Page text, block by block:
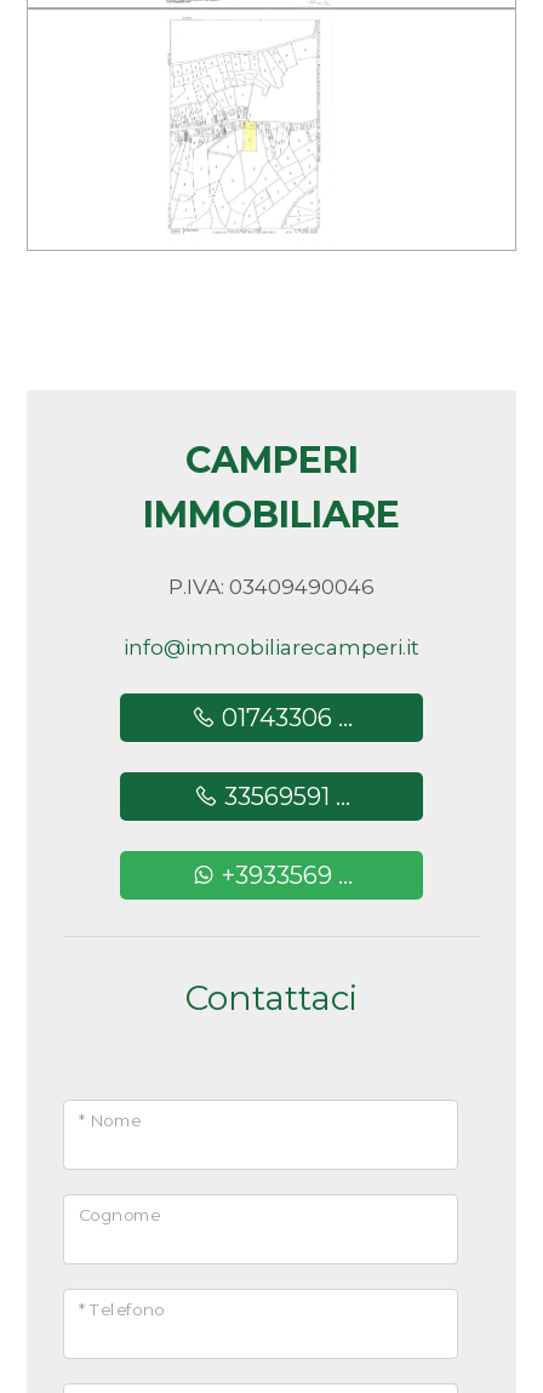
CAMPERI
IMMOBILIARE
P.IVA: 03409490046
info@immobiliarecamperi.it
01743306 ...
33569591 ...
+3933569 ...
Contattaci
* Nome
Cognome
* Telefono
Nuova costruzione